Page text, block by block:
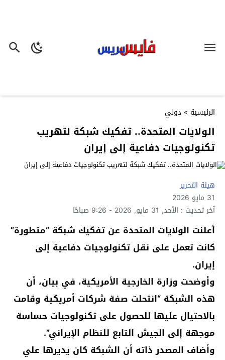
الرئيسية » دولي
الولايات المتحدة.. تفكيك شبكة لتهريب
تكنولوجيات دفاعية إلى إيران
هيئة التحرير
31 مايو 2026
آخر تحديث : الأحد, 31 مايو, 2026 - 9:26 صباحًا
أعلنت الولايات المتحدة عن تفكيك شبكة “متطورة”
كانت تعمل على نقل تكنولوجيات دفاعية إلى
إيران.
وأوضحت وزارة الخارجية الأمريكية، في بيان، أن
هذه الشبكة “انتحلت صفة شركات أمريكية وقامت
بالاحتيال عليها للحصول على تكنولوجيات حساسة
موجهة إلى الجيش التابع للنظام الإيراني”.
وأضاف المصدر ذاته أن الشبكة كان يديرها علي